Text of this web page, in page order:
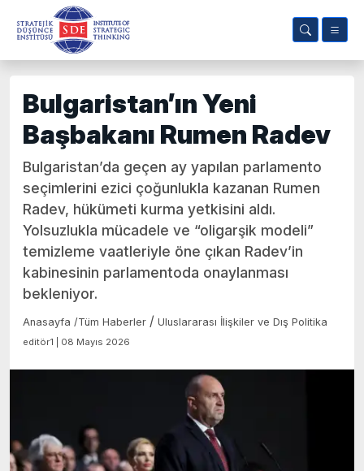
Bulgaristan’ın Yeni
Başbakanı Rumen Radev
Bulgaristan’da geçen ay yapılan parlamento
seçimlerini ezici çoğunlukla kazanan Rumen
Radev, hükümeti kurma yetkisini aldı.
Yolsuzlukla mücadele ve “oligarşik modeli”
temizleme vaatleriyle öne çıkan Radev’in
kabinesinin parlamentoda onaylanması
bekleniyor.
Anasayfa /Tüm Haberler / Uluslararası İlişkiler ve Dış Politika
editör1 | 08 Mayıs 2026